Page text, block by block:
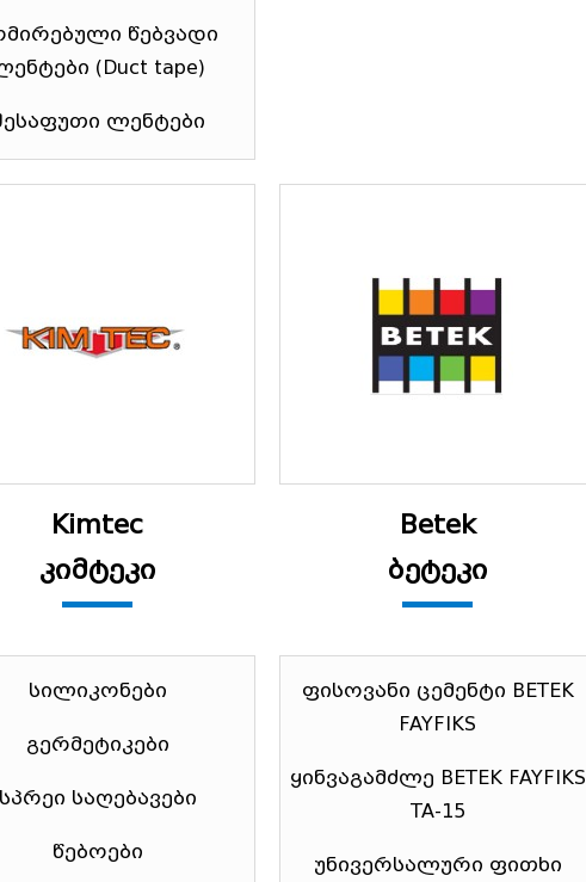
წებვადი
(Duct tape)
ლენტები
Kimtec
კიმტეკი
სილიკონები
გერმეტიკები
საღებავები
წებოები
Betek
ბეტეკი
ფისოვანი ცემენტი BETEK
FAYFIKS
ყინვაგამძლე BETEK FAYFIKS
TA-15
უნივერსალური ფითხი